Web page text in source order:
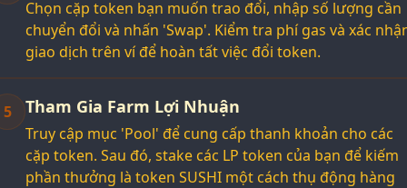
Chọn cặp token bạn muốn trao đổi, nhập số lượng cần
chuyển đổi và nhấn 'Swap'. Kiểm tra phí gas và xác
giao dịch trên ví để hoàn tất việc đổi token.
5 Tham Gia Farm Lợi Nhuận
Truy cập mục 'Pool' để cung cấp thanh khoản cho các
cặp token. Sau đó, stake các LP token của bạn để kiếm
phần thưởng là token SUSHI một cách thụ động hàng